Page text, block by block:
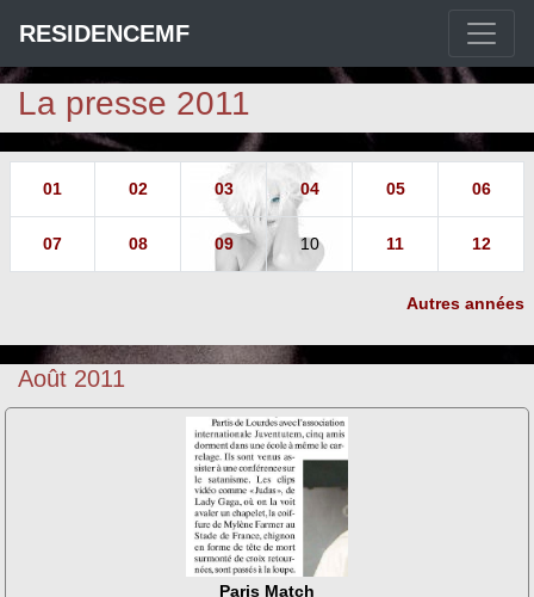
RESIDENCEMF
La presse 2011
01 02 03 04 05 06
07 08 09 10 11 12
Autres années
Août 2011
Paris Match